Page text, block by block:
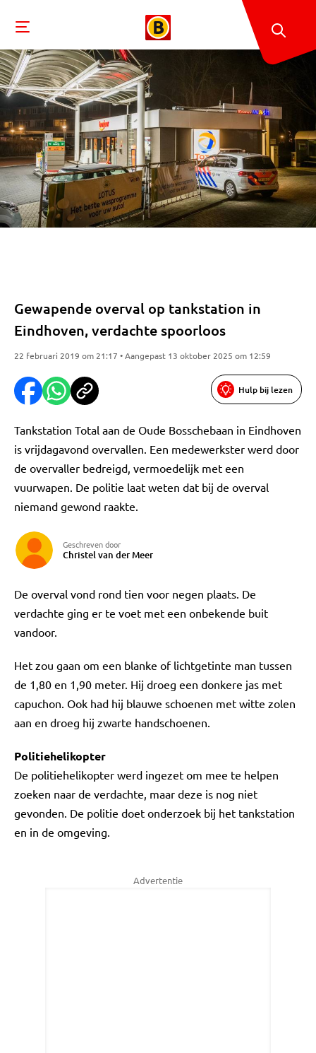
Gewapende overval op tankstation in
Eindhoven, verdachte spoorloos
22 februari 2019 om 21:17 • Aangepast 13 oktober 2025 om 12:59
Hulp bij lezen
Tankstation Total aan de Oude Bosschebaan in Eindhoven
is vrijdagavond overvallen. Een medewerkster werd door
de overvaller bedreigd, vermoedelijk met een
vuurwapen. De politie laat weten dat bij de overval
niemand gewond raakte.
Geschreven door
Christel van der Meer
De overval vond rond tien voor negen plaats. De
verdachte ging er te voet met een onbekende buit
vandoor.
Het zou gaan om een blanke of lichtgetinte man tussen
de 1,80 en 1,90 meter. Hij droeg een donkere jas met
capuchon. Ook had hij blauwe schoenen met witte zolen
aan en droeg hij zwarte handschoenen.
Politiehelikopter
De politiehelikopter werd ingezet om mee te helpen
zoeken naar de verdachte, maar deze is nog niet
gevonden. De politie doet onderzoek bij het tankstation
en in de omgeving.
Advertentie